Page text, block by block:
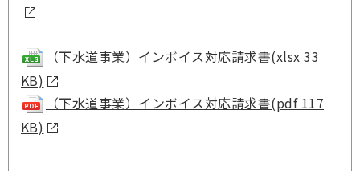
（下水道事業）インボイス対応請求書(xlsx 33
KB)
（下水道事業）インボイス対応請求書(pdf 117
KB)